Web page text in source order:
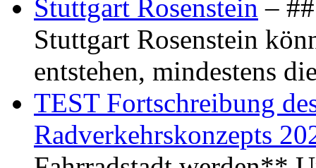
Stuttgart Rosenstein –
Stuttgart Rosenstein
entstehen, mindestens
TEST Fortschreibung
Radverkehrskonzepts